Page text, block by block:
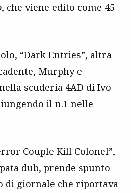
, che viene edito come 45
“Dark Entries”, altra
Murphy e
scuderia 4AD di Ivo
il n.1 nelle
Couple Kill Colonel”,
dub, prende spunto
di giornale che riportava